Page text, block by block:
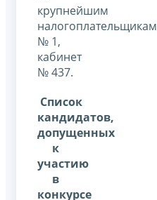
крупнейшим
налогоплательщикам
№ 1,
кабинет
№ 437.
Список
кандидатов,
допущенных
к
участию
в
конкурсе